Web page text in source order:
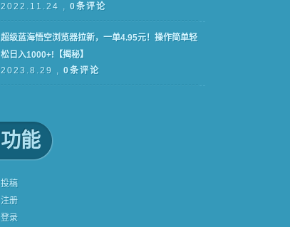
2022.11.24 , 0条评论
超级蓝海悟空浏览器拉新，一单4.95元！操作简单轻
松日入1000+!【揭秘】
2023.8.29 , 0条评论
功能
投稿
注册
登录